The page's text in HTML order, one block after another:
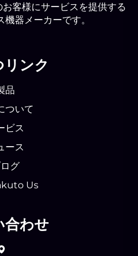
客様にサービスを提供する
器メーカーです。
リンク
品
ついて
ビス
ース
グ
Us
合わせ